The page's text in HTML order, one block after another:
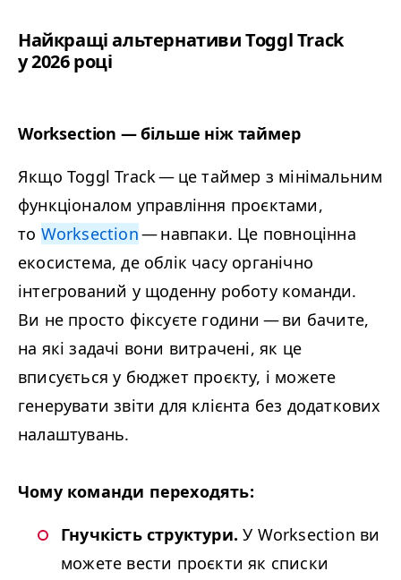
Найкращі альтернативи Toggl Track
у 2026 році
Worksection — більше ніж таймер
Якщо Toggl Track — це таймер з мінімальним
функціоналом управління проєктами,
то Worksection— навпаки. Це повноцінна
екосистема, де облік часу органічно
інтегрований у щоденну роботу команди.
Ви не просто фіксуєте години — ви бачите,
на які задачі вони витрачені, як це
вписується у бюджет проєкту, і можете
генерувати звіти для клієнта без додаткових
налаштувань.
Чому команди переходять:
Гнучкість структури​. У Worksection ви
можете вести проєкти як списки